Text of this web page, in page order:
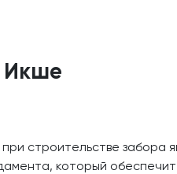
Икше
строительстве забора
который